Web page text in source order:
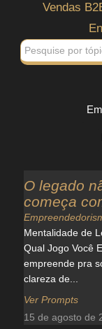
Vendas
O legado
começa
Mentalidade de
Qual Jogo Você
empreende pra
clareza de...
Ver Prompts
15 de agosto de